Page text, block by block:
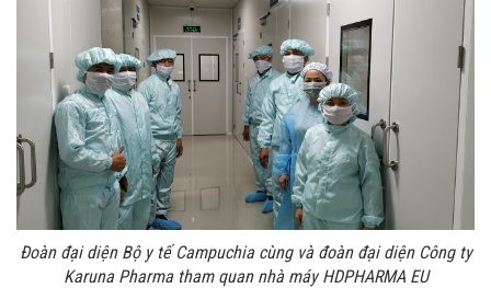
Đoàn đại diện Bộ y tế Campuchia cùng và đoàn đại diện Công ty
Karuna Pharma tham quan nhà máy HDPHARMA EU